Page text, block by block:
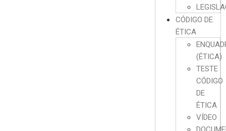
CÓDIGO DE
ÉTICA
(ÉTICA)
TESTE
CÓDIGO
DE
ÉTICA
VÍDEO